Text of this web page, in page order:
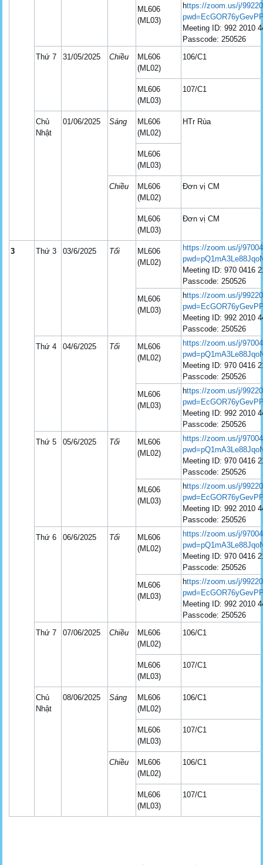
ML606
(ML03)
https://zoom.us/j/
Meeting ID: 992 2010
Passcode: 250526
Thứ 7
31/05/2025 Chiều
ML606
(ML02)
106/C1
ML606
(ML03)
107/C1
Chủ
Nhật
01/06/2025 Sáng
ML606
(ML02)
HTr Rùa
ML606
(ML03)
Chiều
ML606
(ML02)
Đơn vị CM
ML606
(ML03)
Đơn vị CM
3 Thứ 3 03/6/2025 Tối
ML606
(ML02)
https://zoom.us/j/
Meeting ID: 970 0416
Passcode: 250526
ML606
(ML03)
https://zoom.us/j/
Meeting ID: 992 2010
Passcode: 250526
Thứ 4
04/6/2025 Tối
ML606
(ML02)
https://zoom.us/j/
Meeting ID: 970 0416
Passcode: 250526
ML606
(ML03)
https://zoom.us/j/
Meeting ID: 992 2010
Passcode: 250526
Thứ 5
05/6/2025 Tối
ML606
(ML02)
https://zoom.us/j/
Meeting ID: 970 0416
Passcode: 250526
ML606
(ML03)
https://zoom.us/j/
Meeting ID: 992 2010
Passcode: 250526
Thứ 6
06/6/2025 Tối
ML606
(ML02)
https://zoom.us/j/
Meeting ID: 970 0416
Passcode: 250526
ML606
(ML03)
https://zoom.us/j/
Meeting ID: 992 2010
Passcode: 250526
Thứ 7
07/06/2025 Chiều
ML606
(ML02)
106/C1
ML606
(ML03)
107/C1
Chủ
Nhật
08/06/2025 Sáng
ML606
(ML02)
106/C1
ML606
(ML03)
107/C1
Chiều
ML606
(ML02)
106/C1
ML606
(ML03)
107/C1